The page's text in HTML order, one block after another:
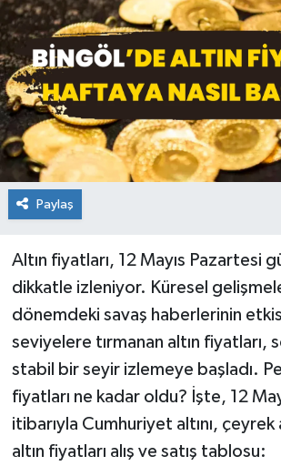
Paylaş
Altın fiyatları, 12 Mayıs Pazartesi
dikkatle izleniyor. Küresel
dönemdeki savaş haberlerinin
seviyelere tırmanan altın fiyatları,
stabil bir seyir izlemeye başladı.
fiyatları ne kadar oldu? İşte, 12
itibarıyla Cumhuriyet altını, çeyrek
altın fiyatları alış ve satış tablosu:
MERKEZ
RESMİ İLANLAR
SAĞLIK
SİYASET
SOLHAN
YAYLADERE
YEDİSU